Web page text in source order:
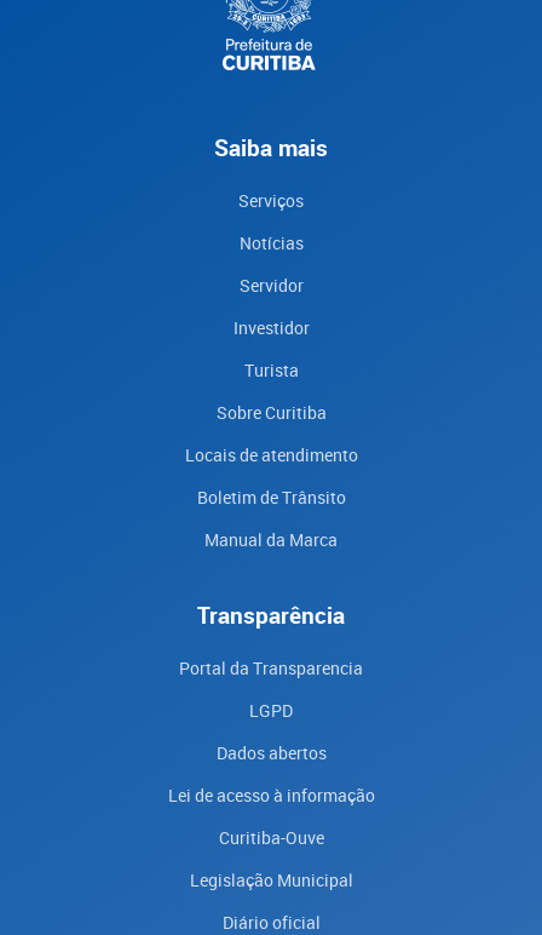
Saiba mais
Serviços
Notícias
Servidor
Investidor
Turista
Sobre Curitiba
Locais de atendimento
Boletim de Trânsito
Manual da Marca
Transparência
Portal da Transparencia
LGPD
Dados abertos
Lei de acesso à informação
Curitiba-Ouve
Legislação Municipal
Diário oficial